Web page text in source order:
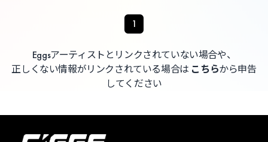
1
Eggsアーティストとリンクされていない場合や、
正しくない情報がリンクされている場合は こちらから申告
してください